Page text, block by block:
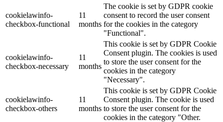
cookielawinfo-
checkbox-functional
11
months
The cookie is set by GDPR cookie
consent to record the user consent
for the cookies in the category
"Functional".
cookielawinfo-
checkbox-necessary
11
months
This cookie is set by GDPR Cookie
Consent plugin. The cookies is used
to store the user consent for the
cookies in the category
"Necessary".
cookielawinfo-
checkbox-others
11
months
This cookie is set by GDPR Cookie
Consent plugin. The cookie is used
to store the user consent for the
cookies in the category "Other.